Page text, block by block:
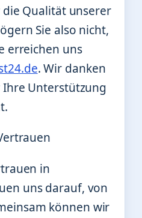
Qualität unserer
Sie also nicht,
erreichen uns
. Wir danken
Unterstützung
in
uns darauf, von
können wir